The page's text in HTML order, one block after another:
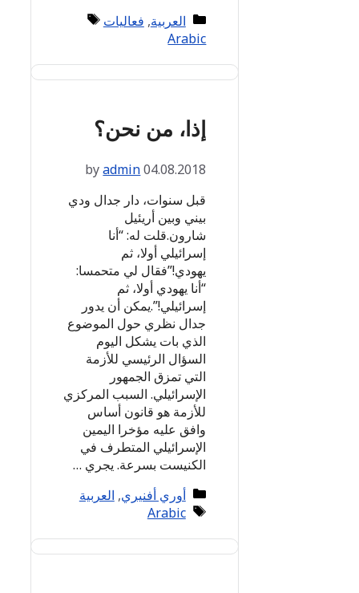
Categories
العربية, فعاليات
Arabic
إذا، من نحن؟
04.08.2018
byadmin
قبل سنوات، دار جدال ودي
بيني وبين أريئيل
شارون.قلت له: “أنا
إسرائيلي أولا، ثم
يهودي!”فقال لي متحمسا:
“أنا يهودي أولا، ثم
إسرائيلي!”.يمكن أن يدور
جدال نظري حول الموضوع
الذي بات يشكل اليوم
السؤال الرئيسي للأزمة
التي تمزق الجمهور
الإسرائيلي. السبب المركزي
للأزمة هو قانون أساس
وافق عليه مؤخرا اليمين
الإسرائيلي المتطرف في
الكنيست بسرعة. يجري …
Categories
أوري أفنيري, العربية
Tags
Arabic